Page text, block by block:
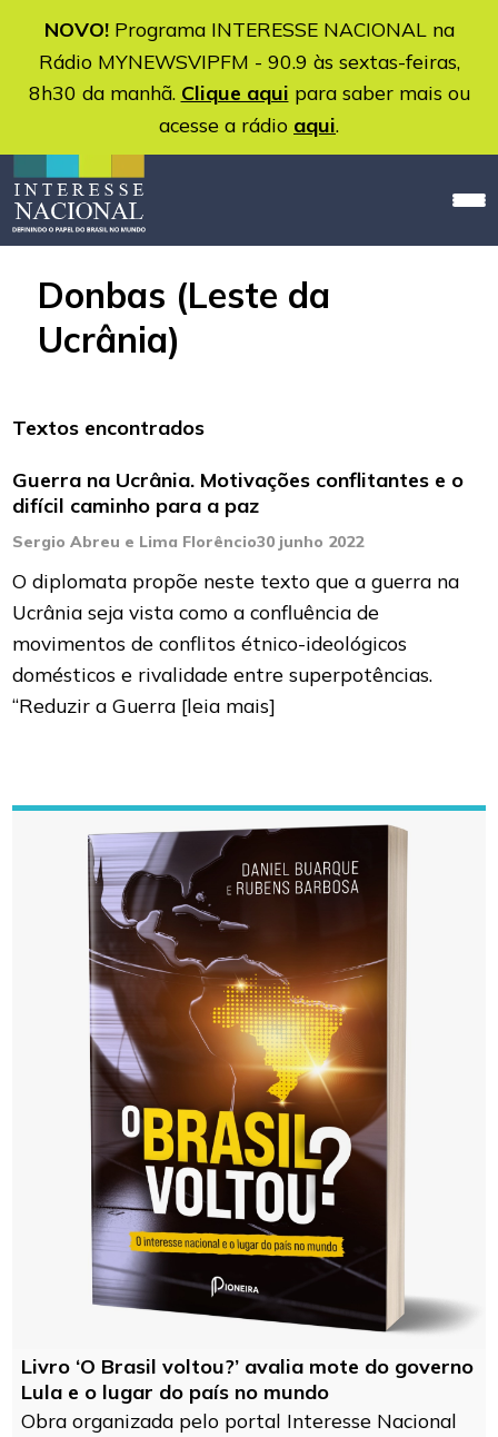
NOVO!Programa INTERESSE NACIONAL na
Rádio MYNEWSVIPFM - 90.9 às sextas-feiras,
8h30 da manhã. Clique aqui para saber mais ou
acesse a rádio aqui.
Donbas (Leste da
Ucrânia)
Textos encontrados
Guerra na Ucrânia. Motivações conflitantes e o
difícil caminho para a paz
Sergio Abreu e Lima Florêncio30 junho 2022
O diplomata propõe neste texto que a guerra na
Ucrânia seja vista como a confluência de
movimentos de conflitos étnico-ideológicos
domésticos e rivalidade entre superpotências.
“Reduzir a Guerra [leia mais]
Livro ‘O Brasil voltou?’ avalia mote do governo
Lula e o lugar do país no mundo
Obra organizada pelo portal Interesse Nacional